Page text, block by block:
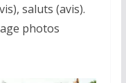
saluts (avis).
photos